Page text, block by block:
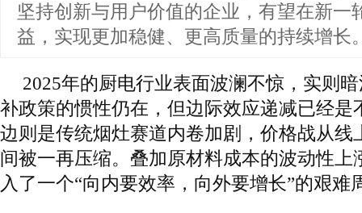
坚持创新与用户价值的企业，有望在新一
益，实现更加稳健、更高质量的持续增长
2025年的厨电行业表面波澜不惊，实则
补政策的惯性仍在，但边际效应递减已经是
边则是传统烟灶赛道内卷加剧，价格战从线
间被一再压缩。叠加原材料成本的波动性上
入了一个“向内要效率，向外要增长”的艰难